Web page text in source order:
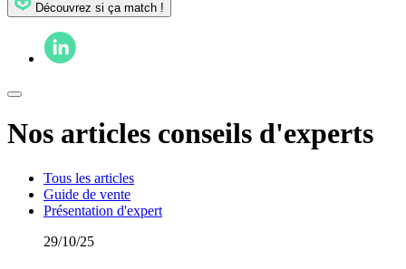
Découvrez si ça match !
Nos articles conseils d'experts
Tous les articles
Guide de vente
Présentation d'expert
29/10/25